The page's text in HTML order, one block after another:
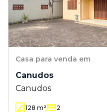
Casa para venda em
Canudos
Canudos
128 m² 2